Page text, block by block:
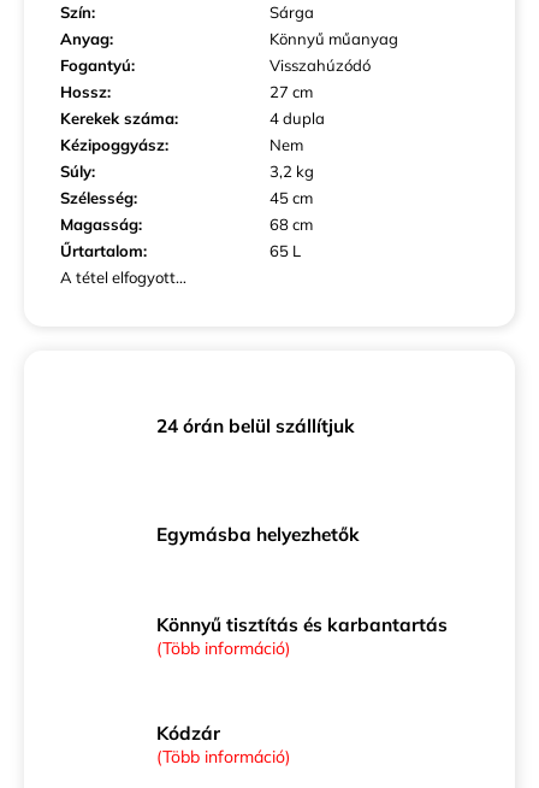
Szín:
Sárga
Anyag:
Könnyű műanyag
Fogantyú:
Visszahúzódó
Hossz:
27 cm
Kerekek száma:
4 dupla
Kézipoggyász:
Nem
Súly:
3,2 kg
Szélesség:
45 cm
Magasság:
68 cm
Űrtartalom:
65 L
A tétel elfogyott…
24 órán belül szállítjuk
Egymásba helyezhetők
Könnyű tisztítás és karbantartás
(Több információ)
Kódzár
(Több információ)